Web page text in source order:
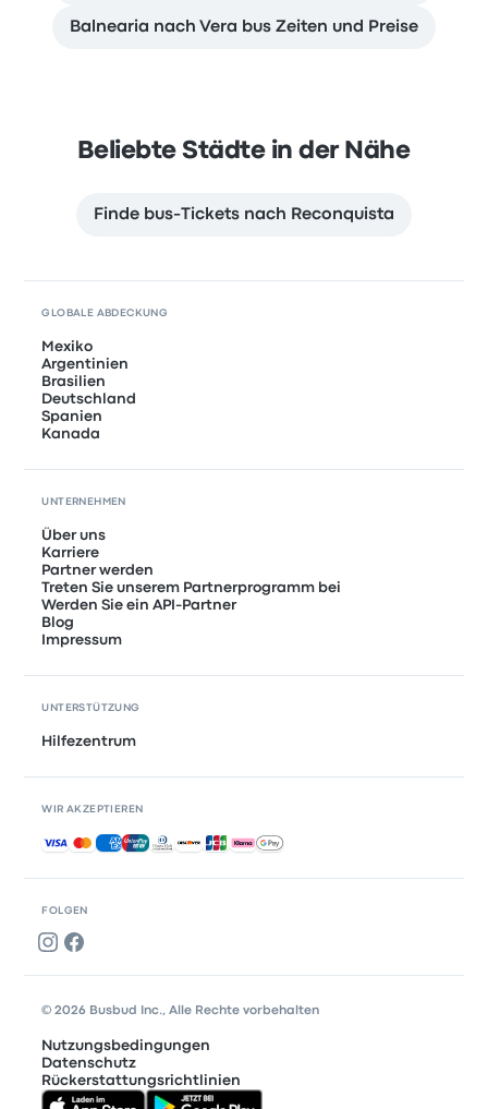
Balnearia nach Vera bus Zeiten und Preise
Beliebte Städte in der Nähe
Finde bus-Tickets nach Reconquista
FOLGEN
GLOBALE ABDECKUNG
Mexiko
Argentinien
Brasilien
Deutschland
Spanien
Kanada
UNTERNEHMEN
Über uns
Karriere
Partner werden
Treten Sie unserem Partnerprogramm bei
Werden Sie ein API-Partner
Blog
Impressum
UNTERSTÜTZUNG
Hilfezentrum
WIR AKZEPTIEREN
Akzeptierte Zahlungsmethoden
© 2026 Busbud Inc., Alle Rechte vorbehalten
Nutzungsbedingungen
Datenschutz
Rückerstattungsrichtlinien